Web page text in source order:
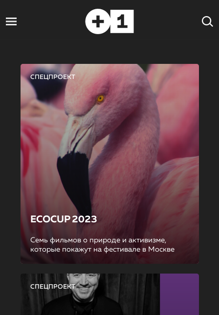
СПЕЦПРОЕКТ
ECOCUP 2023
Семь фильмов о природе и активизме,
которые покажут на фестивале в Москве
СПЕЦПРОЕКТ